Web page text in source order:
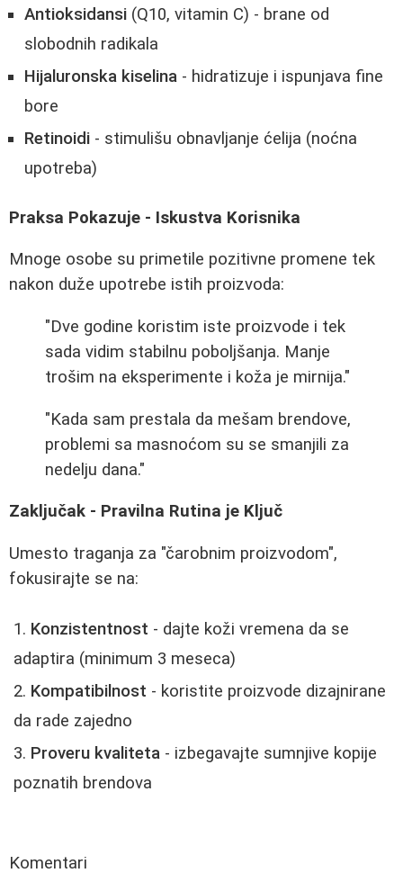
Antioksidansi (Q10, vitamin C) - brane od
slobodnih radikala
Hijaluronska kiselina - hidratizuje i ispunjava fine
bore
Retinoidi - stimulišu obnavljanje ćelija (noćna
upotreba)
Praksa Pokazuje - Iskustva Korisnika
Mnoge osobe su primetile pozitivne promene tek
nakon duže upotrebe istih proizvoda:
"Dve godine koristim iste proizvode i tek
sada vidim stabilnu poboljšanja. Manje
trošim na eksperimente i koža je mirnija."
"Kada sam prestala da mešam brendove,
problemi sa masnoćom su se smanjili za
nedelju dana."
Zaključak - Pravilna Rutina je Ključ
Umesto traganja za "čarobnim proizvodom",
fokusirajte se na:
Konzistentnost - dajte koži vremena da se
adaptira (minimum 3 meseca)
Kompatibilnost - koristite proizvode dizajnirane
da rade zajedno
Proveru kvaliteta - izbegavajte sumnjive kopije
poznatih brendova
Komentari